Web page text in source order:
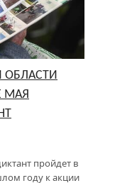
МАЯ
пройдет в
году к акции